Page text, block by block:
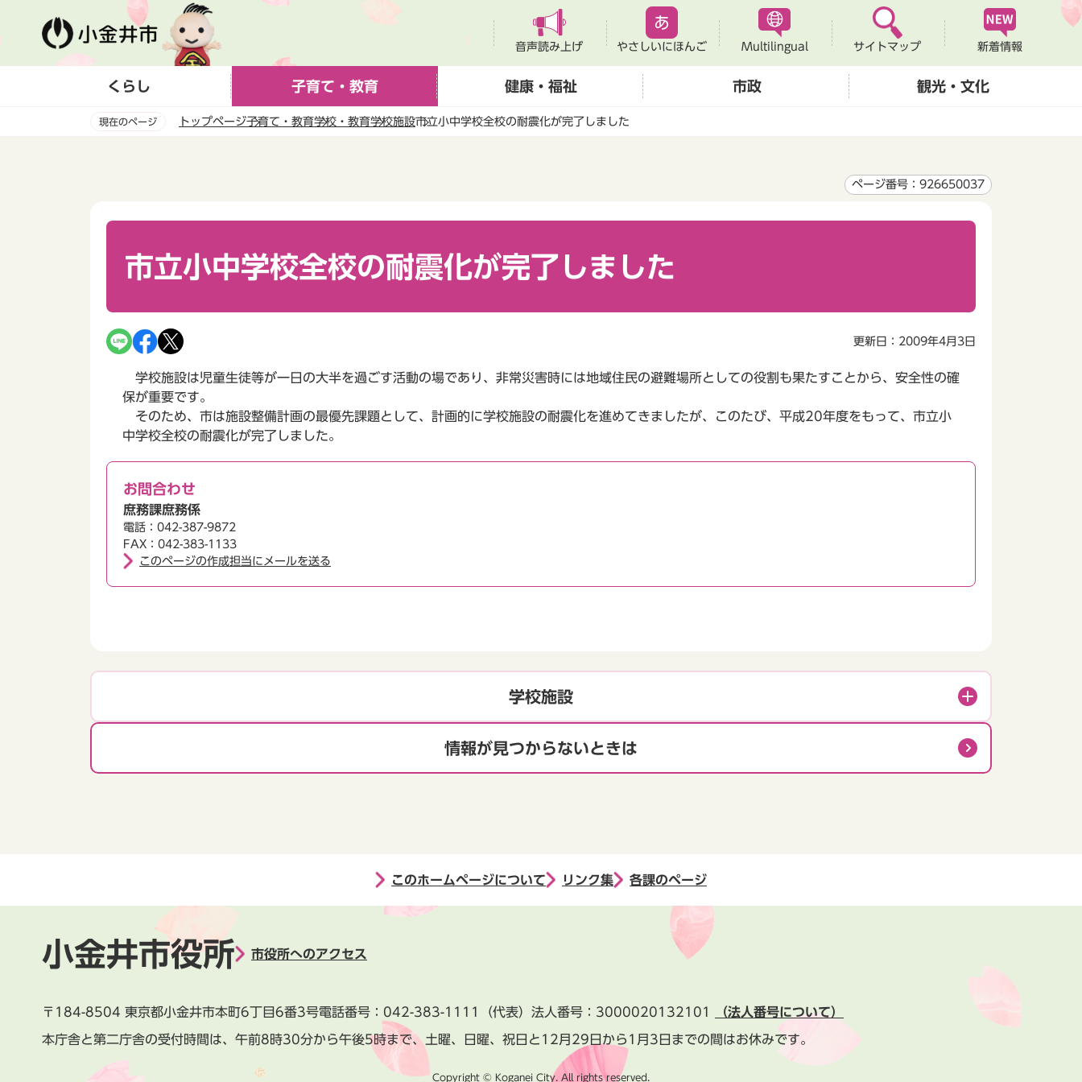
ー
音声読み上げ やさしいにほんご Multilingual サイトマップ 新着情報
くらし 子育て・教育 健康・福祉 市政 観光・文化
現在のページ トップページ子育て・教育学校・教育学校施設市立小中学校全校の耐震化が完了しました
ページ番号：926650037
市立小中学校全校の耐震化が完了しました
更新日：2009年4月3日
学校施設は児童生徒等が一日の大半を過ごす活動の場であり、非常災害時には地域住民の避難場所としての役割も果たすことから、安全性の確
保が重要です。
そのため、市は施設整備計画の最優先課題として、計画的に学校施設の耐震化を進めてきましたが、このたび、平成20年度をもって、市立小
中学校全校の耐震化が完了しました。
お問合わせ
庶務課庶務係
電話：042-387-9872
FAX：042-383-1133
このページの作成担当にメールを送る
学校施設
情報が見つからないときは
このホームページについて リンク集 各課のページ
小金井市役所 市役所へのアクセス
〒184-8504 東京都小金井市本町6丁目6番3号電話番号： 042-383-1111 （代表） 法人番号：3000020132101 （法人番号について）
本庁舎と第二庁舎の受付時間は、 午前8時30分から午後5時まで、土曜、日曜、祝日と 12月29日から1月3日までの間はお休みです。
Copyright © Koganei City. All rights reserved.